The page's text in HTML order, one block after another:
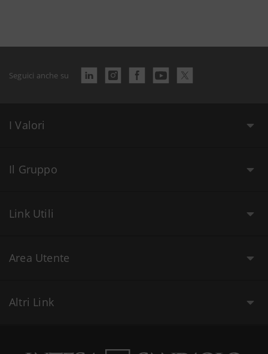
Seguici anche su
I Valori
Il Gruppo
Link Utili
Area Utente
Altri Link